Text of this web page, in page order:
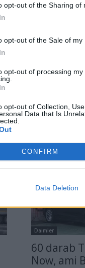
opt-out of the Sharing of
opt-out of the Sale of my
opt-out of processing
opt-out of Collection,
Data that Is
CONFIRM
Data Deletion
0
Daimler
Mercedes
drága és...
Daimler
60 darab
Now, ami